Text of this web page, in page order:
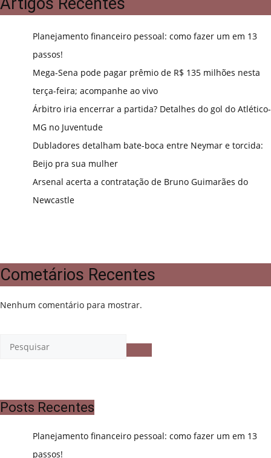
Artigos Recentes
Planejamento financeiro pessoal: como fazer um em 13
passos!
Mega-Sena pode pagar prêmio de R$ 135 milhões nesta
terça-feira; acompanhe ao vivo
Árbitro iria encerrar a partida? Detalhes do gol do Atlético-
MG no Juventude
Dubladores detalham bate-boca entre Neymar e torcida:
Beijo pra sua mulher
Arsenal acerta a contratação de Bruno Guimarães do
Newcastle
Cometários Recentes
Nenhum comentário para mostrar.
Posts Recentes
Planejamento financeiro pessoal: como fazer um em 13
passos!